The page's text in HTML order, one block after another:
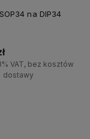
na DIP34
VAT, bez kosztów
dostawy